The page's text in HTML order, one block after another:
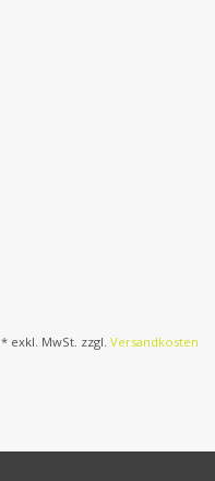
* exkl. MwSt. zzgl. Versandkosten